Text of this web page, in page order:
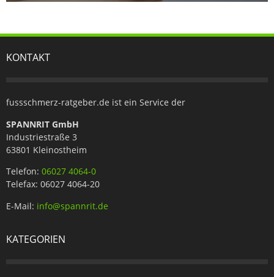
KONTAKT
fussschmerz-ratgeber.de ist ein Service der
SPANNRIT GmbH
Industriestraße 3
63801 Kleinostheim
Telefon: 06027 4064-0
Telefax: 06027 4064-20
E-Mail: info@spannrit.de
KATEGORIEN